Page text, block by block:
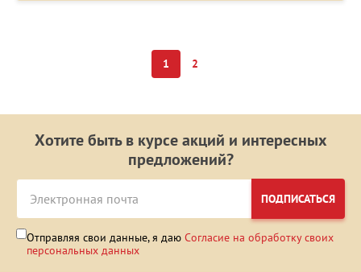
1 2
Хотите быть в курсе акций и интересных
предложений?
ПОДПИСАТЬСЯ
Отправляя свои данные, я даю Согласие на обработку своих
персональных данных